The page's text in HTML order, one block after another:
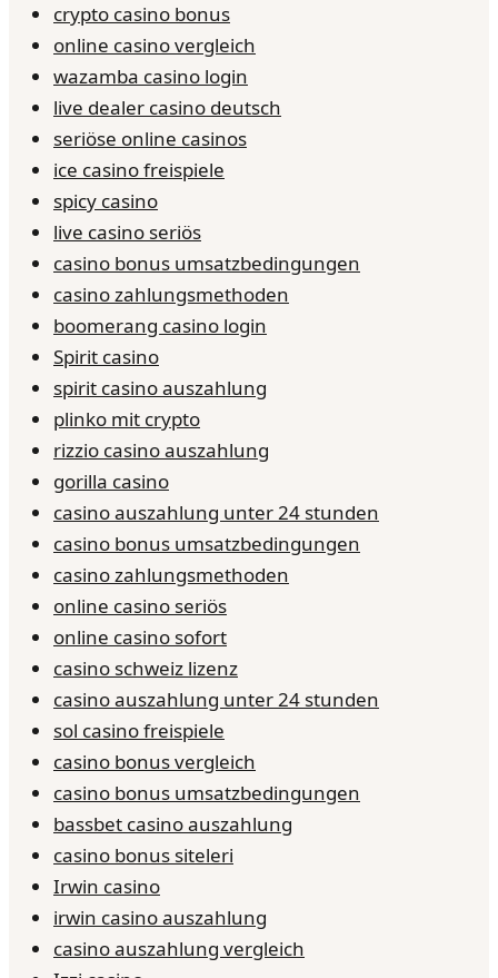
crypto casino bonus
online casino vergleich
wazamba casino login
live dealer casino deutsch
seriöse online casinos
ice casino freispiele
spicy casino
live casino seriös
casino bonus umsatzbedingungen
casino zahlungsmethoden
boomerang casino login
Spirit casino
spirit casino auszahlung
plinko mit crypto
rizzio casino auszahlung
gorilla casino
casino auszahlung unter 24 stunden
casino bonus umsatzbedingungen
casino zahlungsmethoden
online casino seriös
online casino sofort
casino schweiz lizenz
casino auszahlung unter 24 stunden
sol casino freispiele
casino bonus vergleich
casino bonus umsatzbedingungen
bassbet casino auszahlung
casino bonus siteleri
Irwin casino
irwin casino auszahlung
casino auszahlung vergleich